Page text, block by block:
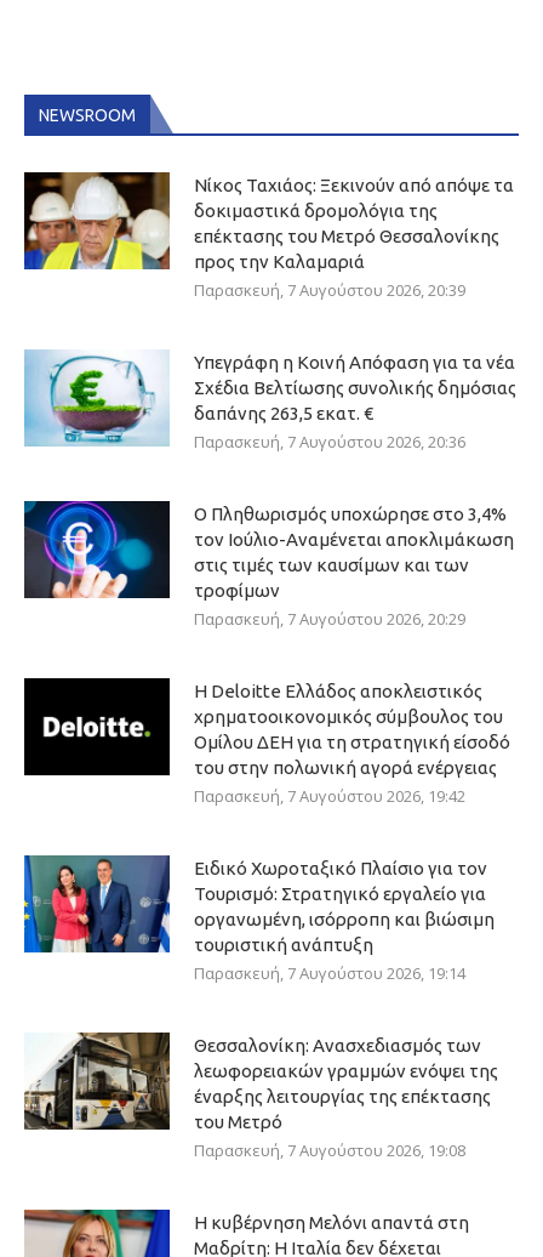
NEWSROOM
Νίκος Ταχιάος: Ξεκινούν από απόψε τα
δοκιμαστικά δρομολόγια της
επέκτασης του Μετρό Θεσσαλονίκης
προς την Καλαμαριά
Παρασκευή, 7 Αυγούστου 2026, 20:39
Υπεγράφη η Κοινή Απόφαση για τα νέα
Σχέδια Βελτίωσης συνολικής δημόσιας
δαπάνης 263,5 εκατ. €
Παρασκευή, 7 Αυγούστου 2026, 20:36
Ο Πληθωρισμός υποχώρησε στο 3,4%
τον Ιούλιο-Αναμένεται αποκλιμάκωση
στις τιμές των καυσίμων και των
τροφίμων
Παρασκευή, 7 Αυγούστου 2026, 20:29
Η Deloitte Ελλάδος αποκλειστικός
χρηματοοικονομικός σύμβουλος του
Ομίλου ΔΕΗ για τη στρατηγική είσοδό
του στην πολωνική αγορά ενέργειας
Παρασκευή, 7 Αυγούστου 2026, 19:42
Ειδικό Χωροταξικό Πλαίσιο για τον
Τουρισμό: Στρατηγικό εργαλείο για
οργανωμένη, ισόρροπη και βιώσιμη
τουριστική ανάπτυξη
Παρασκευή, 7 Αυγούστου 2026, 19:14
Θεσσαλονίκη: Ανασχεδιασμός των
λεωφορειακών γραμμών ενόψει της
έναρξης λειτουργίας της επέκτασης
του Μετρό
Παρασκευή, 7 Αυγούστου 2026, 19:08
Η κυβέρνηση Μελόνι απαντά στη
Μαδρίτη: Η Ιταλία δεν δέχεται